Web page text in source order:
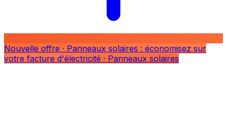
Nouvelle offre · Panneaux solaires : économisez sur
votre facture d'électricité · Panneaux solaires